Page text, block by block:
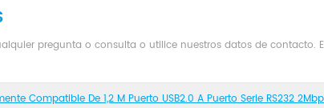
pregunta o consulta o utilice nuestros datos de contacto.
Compatible De 1,2 M Puerto USB2.0 A Puerto Serie RS232